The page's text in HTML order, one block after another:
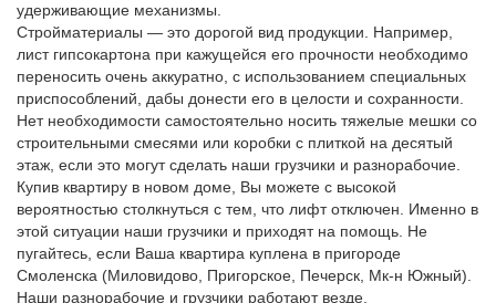
удерживающие механизмы.
Стройматериалы — это дорогой вид продукции. Например,
лист гипсокартона при кажущейся его прочности необходимо
переносить очень аккуратно, с использованием специальных
приспособлений, дабы донести его в целости и сохранности.
Нет необходимости самостоятельно носить тяжелые мешки со
строительными смесями или коробки с плиткой на десятый
этаж, если это могут сделать наши грузчики и разнорабочие.
Купив квартиру в новом доме, Вы можете с высокой
вероятностью столкнуться с тем, что лифт отключен. Именно в
этой ситуации наши грузчики и приходят на помощь. Не
пугайтесь, если Ваша квартира куплена в пригороде
Смоленска (Миловидово, Пригорское, Печерск, Мк-н Южный).
Наши разнорабочие и грузчики работают везде.